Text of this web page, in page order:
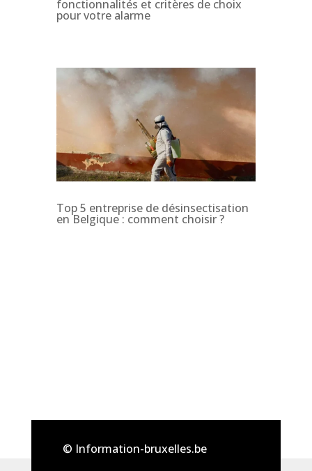
fonctionnalités et critères de choix
pour votre alarme
Top 5 entreprise de désinsectisation
en Belgique : comment choisir ?
© Information-bruxelles.be